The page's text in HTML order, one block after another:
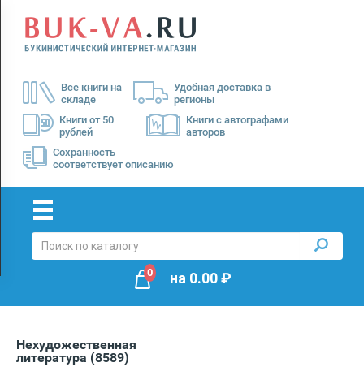
Все книги на
складе
Удобная доставка в
регионы
Книги от 50
рублей
Книги с автографами
авторов
Сохранность
соответствует описанию
Menu
Доставка
Оплата
0 на 0.00₽
Нехудожественная
литература (8589)